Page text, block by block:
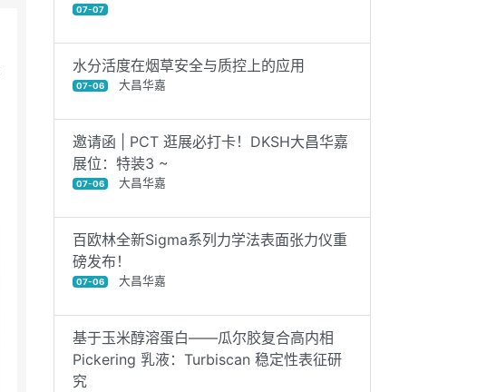
07-07
水分活度在烟草安全与质控上的应用
07-06 大昌华嘉
邀请函 | PCT 逛展必打卡！DKSH大昌华嘉
展位：特装3 ~
07-06 大昌华嘉
百欧林全新Sigma系列力学法表面张力仪重
磅发布！
07-06 大昌华嘉
基于玉米醇溶蛋白——瓜尔胶复合高内相
Pickering 乳液：Turbiscan 稳定性表征研
究